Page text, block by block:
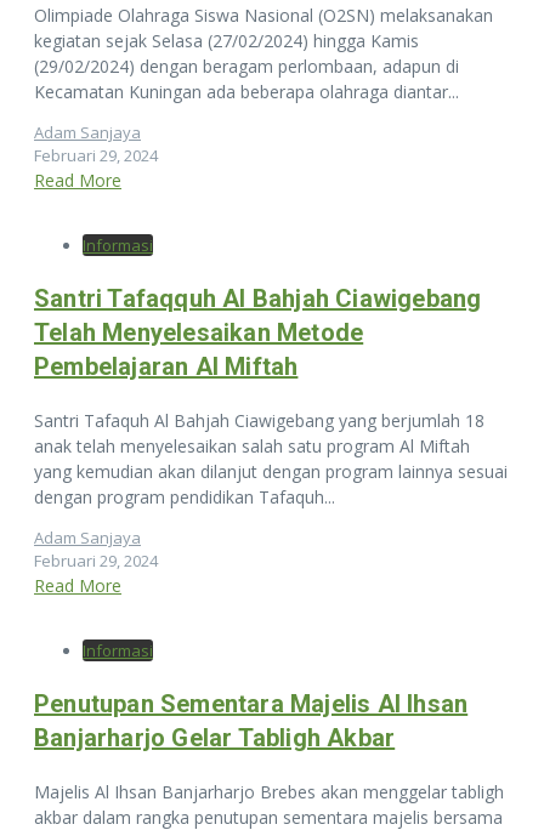
Olimpiade Olahraga Siswa Nasional (O2SN) melaksanakan
kegiatan sejak Selasa (27/02/2024) hingga Kamis
(29/02/2024) dengan beragam perlombaan, adapun di
Kecamatan Kuningan ada beberapa olahraga diantar...
Adam Sanjaya
Februari 29, 2024
Read More
Informasi
Santri Tafaqquh Al Bahjah Ciawigebang
Telah Menyelesaikan Metode
Pembelajaran Al Miftah
Santri Tafaquh Al Bahjah Ciawigebang yang berjumlah 18
anak telah menyelesaikan salah satu program Al Miftah
yang kemudian akan dilanjut dengan program lainnya sesuai
dengan program pendidikan Tafaquh...
Adam Sanjaya
Februari 29, 2024
Read More
Informasi
Penutupan Sementara Majelis Al Ihsan
Banjarharjo Gelar Tabligh Akbar
Majelis Al Ihsan Banjarharjo Brebes akan menggelar tabligh
akbar dalam rangka penutupan sementara majelis bersama